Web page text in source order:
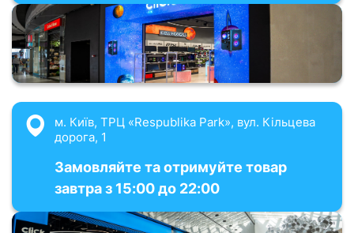
м. Київ, ТРЦ «Respublika Park», вул. Кільцева
дорога, 1
Замовляйте та отримуйте товар
завтра з 15:00 до 22:00